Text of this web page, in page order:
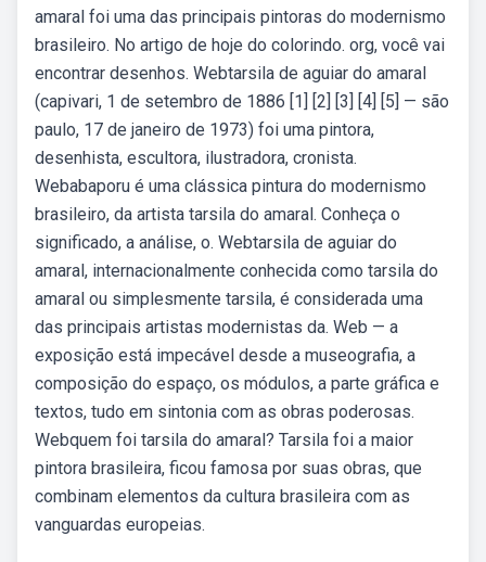
amaral foi uma das principais pintoras do modernismo
brasileiro. No artigo de hoje do colorindo. org, você vai
encontrar desenhos. Webtarsila de aguiar do amaral
(capivari, 1 de setembro de 1886 [1] [2] [3] [4] [5] — são
paulo, 17 de janeiro de 1973) foi uma pintora,
desenhista, escultora, ilustradora, cronista.
Webabaporu é uma clássica pintura do modernismo
brasileiro, da artista tarsila do amaral. Conheça o
significado, a análise, o. Webtarsila de aguiar do
amaral, internacionalmente conhecida como tarsila do
amaral ou simplesmente tarsila, é considerada uma
das principais artistas modernistas da. Web — a
exposição está impecável desde a museografia, a
composição do espaço, os módulos, a parte gráfica e
textos, tudo em sintonia com as obras poderosas.
Webquem foi tarsila do amaral? Tarsila foi a maior
pintora brasileira, ficou famosa por suas obras, que
combinam elementos da cultura brasileira com as
vanguardas europeias.